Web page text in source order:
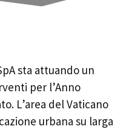
sta attuando un
per l’Anno
L’area del Vaticano
urbana su larga